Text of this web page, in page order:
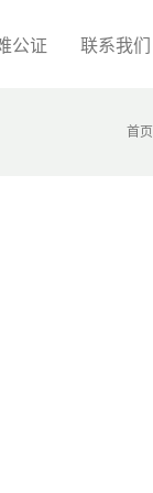
公证 联系我们
首页